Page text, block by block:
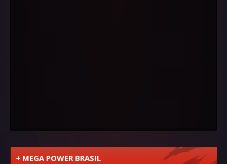
+ MEGA POWER BRASIL